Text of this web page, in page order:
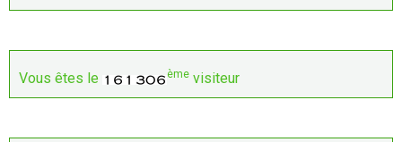
Vous êtes le ème visiteur